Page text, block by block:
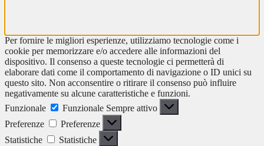
Per fornire le migliori esperienze, utilizziamo tecnologie come i
cookie per memorizzare e/o accedere alle informazioni del
dispositivo. Il consenso a queste tecnologie ci permetterà di
elaborare dati come il comportamento di navigazione o ID unici su
questo sito. Non acconsentire o ritirare il consenso può influire
negativamente su alcune caratteristiche e funzioni.
Funzionale
Funzionale Sempre attivo
Preferenze
Preferenze
Statistiche
Statistiche